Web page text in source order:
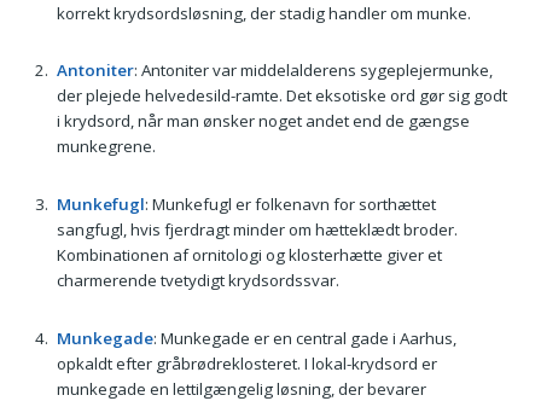
korrekt krydsordsløsning, der stadig handler om munke.
Antoniter: Antoniter var middelalderens sygeplejermunke,
der plejede helvedesild-ramte. Det eksotiske ord gør sig godt
i krydsord, når man ønsker noget andet end de gængse
munkegrene.
Munkefugl: Munkefugl er folkenavn for sorthættet
sangfugl, hvis fjerdragt minder om hætteklædt broder.
Kombinationen af ornitologi og klosterhætte giver et
charmerende tvetydigt krydsordssvar.
Munkegade: Munkegade er en central gade i Aarhus,
opkaldt efter gråbrødreklosteret. I lokal-krydsord er
munkegade en lettilgængelig løsning, der bevarer